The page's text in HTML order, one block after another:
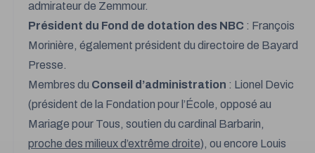
admirateur de Zemmour.
Président du Fond de dotation des NBC : François
Morinière, également président du directoire de Bayard
Presse.
Membres du Conseil d’administration : Lionel Devic
(président de la Fondation pour l’École, opposé au
Mariage pour Tous, soutien du cardinal Barbarin,
proche des milieux d’extrême droite), ou encore Louis